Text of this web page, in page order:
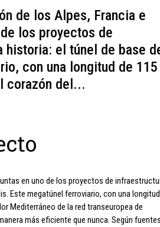
de los Alpes, Francia e
los proyectos de
el túnel de base
con una longitud de 115
corazón del...
en uno de los proyectos de
Este megatúnel ferroviario, con una
Mediterráneo de la red transeuropea de
más eficiente que nunca. Según